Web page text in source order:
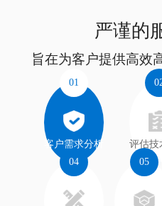
严谨的
旨在为客户提供高效
01
客户需求分析 评估技
04
05